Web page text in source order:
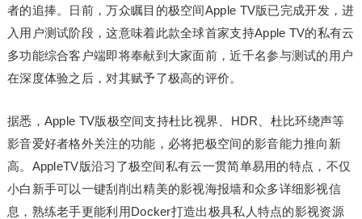
者的追捧。日前，万众瞩目的极空间Apple TV版已完成开发，进
入用户测试阶段，这意味着此款全球首家支持Apple TV的私有云
多功能综合客户端即将奉献到大家面前，近千名参与测试的用户
在深度体验之后，对其赋予了极高的评价。
据悉，Apple TV版极空间支持杜比视界、HDR、杜比环绕声等
影音爱好者格外关注的功能，必将把极空间的影音能力推向新
高。AppleTV版沿习了极空间私有云一贯简单易用的特点，不仅
小白新手可以一键刮削出精美的影视海报墙和众多详细影视信
息，熟练老手更能利用Docker打造出极具私人特点的影视资源